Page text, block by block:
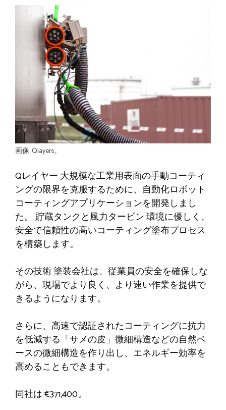
画像: Qlayers。
Qレイヤー 大規模な工業用表面の手動コーティ
ングの限界を克服するために、自動化ロボット
コーティングアプリケーションを開発しまし
た。 貯蔵タンクと風力タービン環境に優しく、
安全で信頼性の高いコーティング塗布プロセス
を構築します。
その技術塗装会社は、従業員の安全を確保しな
がら、現場でより良く、より速い作業を提供で
きるようになります。
さらに、高速で認証されたコーティングに抗力
を低減する「サメの皮」微細構造などの自然ベ
ースの微細構造を作り出し、エネルギー効率を
高めることもできます。
同社は€371,400。